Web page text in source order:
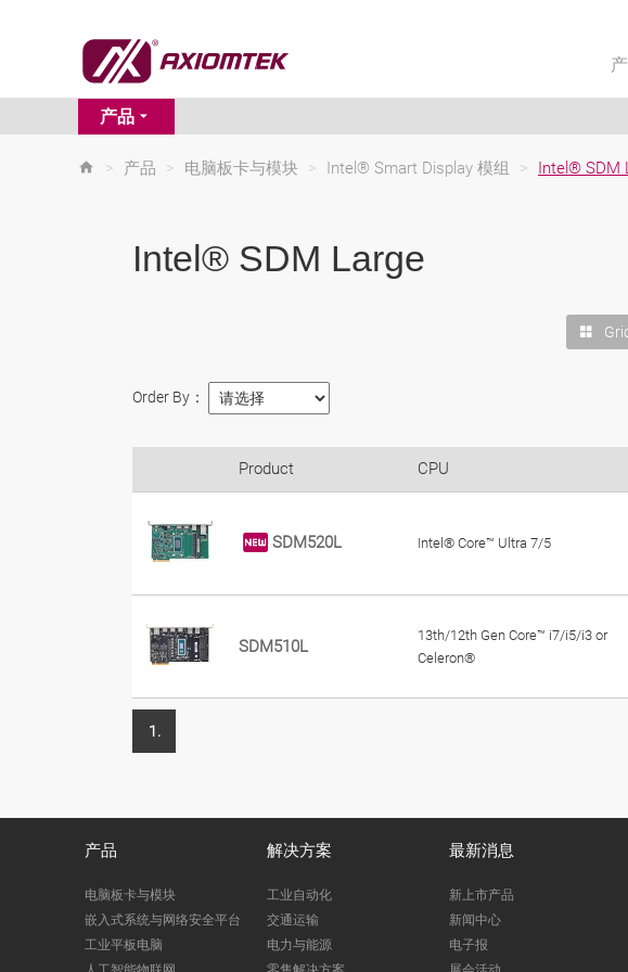
产品
> 产品 > 电脑板卡与模块 > Intel® Smart Display 模组 > Intel® SDM
Intel® SDM Large
Order By：
Product CPU
SDM520L Intel® Core™ Ultra 7/5
SDM510L
13th/12th Gen Core™ i7/i5/i3 or
Celeron®
1.
产品
电脑板卡与模块
嵌入式系统与网络安全平台
工业平板电脑
解决方案
工业自动化
交通运输
电力与能源
最新消息
新上市产品
新闻中心
电子报